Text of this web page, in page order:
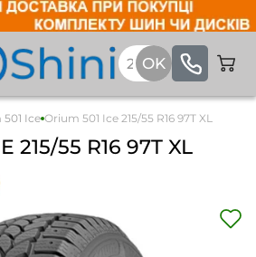
Ice Orium 501 Ice 215/55 R16 97T XL
215/55 R16 97T XL